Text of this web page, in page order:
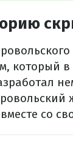
который
со